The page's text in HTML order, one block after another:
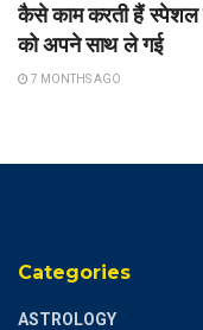
कैसे काम करती हैं स्पेशल
को अपने साथ ले गई
7 MONTHS AGO
Categories
ASTROLOGY